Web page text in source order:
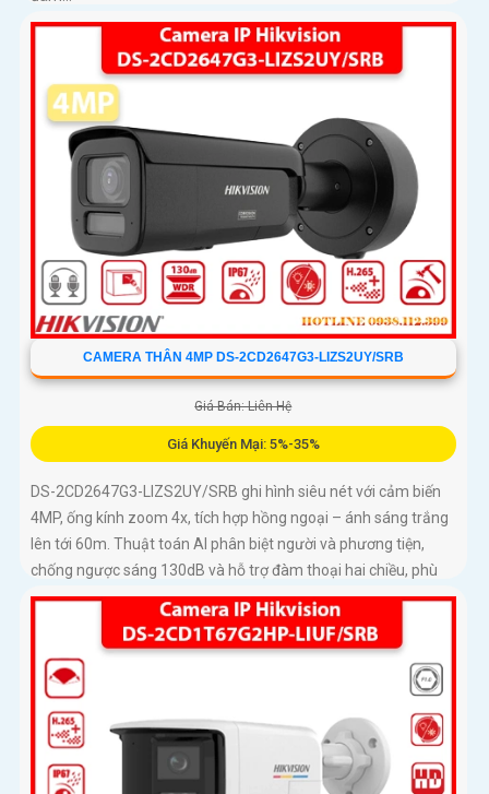
CAMERA THÂN 4MP DS-2CD2647G3-LIZS2UY/SRB
Giá Bán: Liên Hệ
Giá Khuyến Mại: 5%-35%
DS-2CD2647G3-LIZS2UY/SRB ghi hình siêu nét với cảm biến
4MP, ống kính zoom 4x, tích hợp hồng ngoại – ánh sáng trắng
lên tới 60m. Thuật toán AI phân biệt người và phương tiện,
chống ngược sáng 130dB và hỗ trợ đàm thoại hai chiều, phù
hợp giám sát ngoài trời chống nước IP67